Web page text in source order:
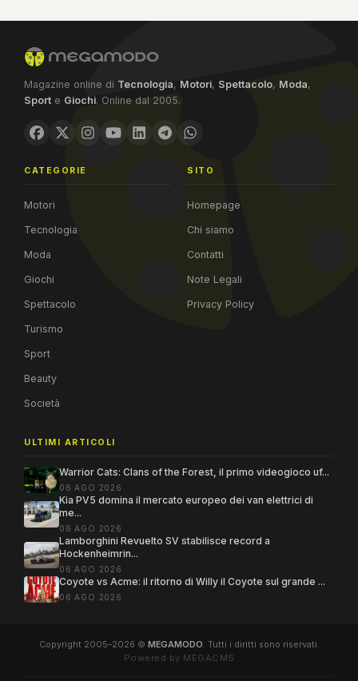
Magazine online di Tecnologia, Motori, Spettacolo, Moda,
Sport e Giochi. Online dal 2005.
CATEGORIE
Motori
Tecnologia
Moda
Giochi
Spettacolo
Turismo
Sport
Beauty
Società
SITO
Homepage
Chi siamo
Contatti
Note Legali
Privacy Policy
ULTIMI ARTICOLI
Warrior Cats: Clans of the Forest, il primo videogioco uf...
06 AGO 2026
Kia PV5 domina il mercato europeo dei van elettrici di
me...
06 AGO 2026
Lamborghini Revuelto SV stabilisce record a
Hockenheimrin...
06 AGO 2026
Coyote vs Acme: il ritorno di Willy il Coyote sul grande ...
06 AGO 2026
Copyright 2005–2026 © MEGAMODO . Tutti i diritti sono riservati.
Powered by MEGACMS